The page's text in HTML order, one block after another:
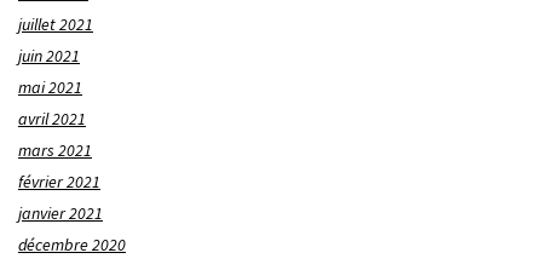
juillet 2021
juin 2021
mai 2021
avril 2021
mars 2021
février 2021
janvier 2021
décembre 2020